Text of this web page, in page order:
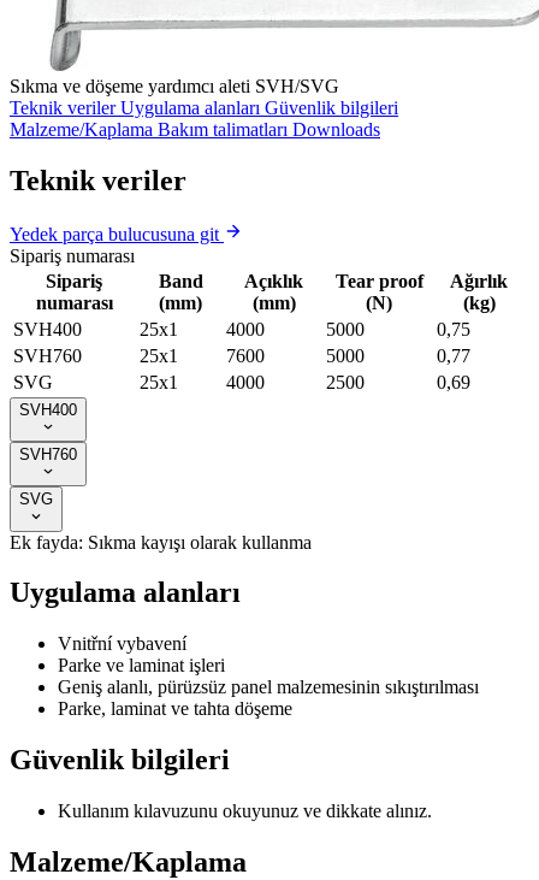
Sıkma ve döşeme yardımcı aleti SVH/SVG
Teknik veriler Uygulama alanları Güvenlik bilgileri
Malzeme/Kaplama Bakım talimatları Downloads
Teknik veriler
Yedek parça bulucusuna git
Sipariş numarası
Sipariş
numarası
Band
(mm)
Açıklık
(mm)
Tear proof
(N)
Ağırlık
(kg)
SVH400
25x1 4000 5000
0,75
SVH760
25x1 7600 5000
0,77
SVG
25x1 4000 2500 0,69
SVH400
SVH760
SVG
Ek fayda: Sıkma kayışı olarak kullanma
Uygulama alanları
Vnitřní vybavení
Parke ve laminat işleri
Geniş alanlı, pürüzsüz panel malzemesinin sıkıştırılması
Parke, laminat ve tahta döşeme
Güvenlik bilgileri
Kullanım kılavuzunu okuyunuz ve dikkate alınız.
Malzeme/Kaplama